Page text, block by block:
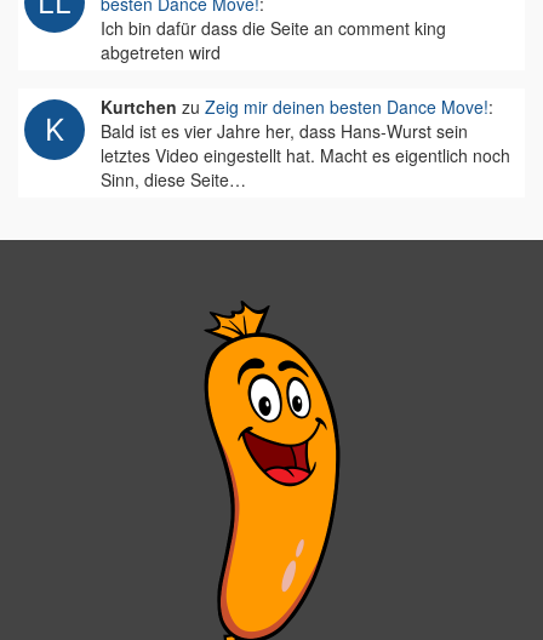
Ich bin dafür dass die Seite an comment king
abgetreten wird
Kurtchen zu Zeig mir deinen besten Dance Move!:
Bald ist es vier Jahre her, dass Hans-Wurst sein
letztes Video eingestellt hat. Macht es eigentlich noch
Sinn, diese Seite…